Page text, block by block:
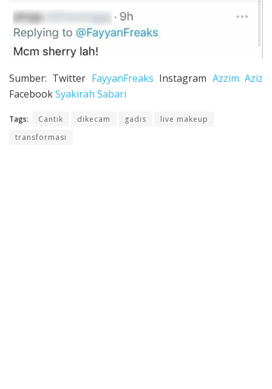
Sumber: Twitter FayyanFreaks Instagram Azzim Aziz
FacebookSyakirah Sabari
Tags: Cantik dikecam gadis
live makeup
transformasi